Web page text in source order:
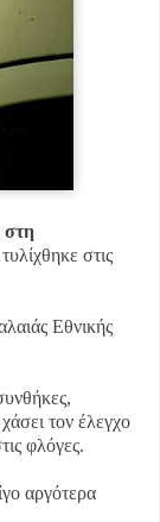
στη
στις
Εθνικής
τον έλεγχο
φλόγες.
αργότερα